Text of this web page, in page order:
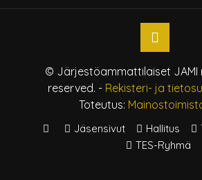
© Järjestöammattilaiset JAMI
reserved. - Rekisteri- ja
Toteutus:
Jäsensivut Hallitus
TES-Ryhmä